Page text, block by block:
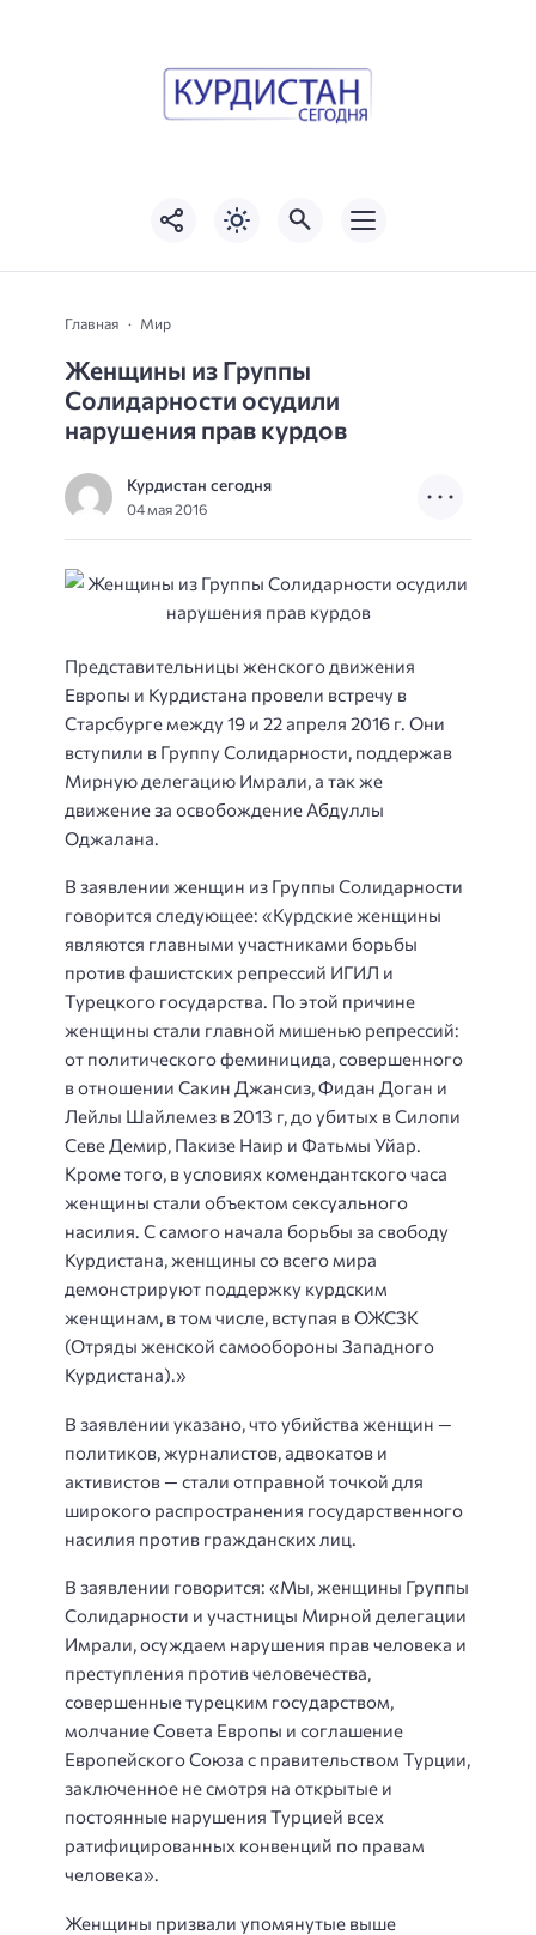
Главная Мир
Женщины из Группы
Солидарности осудили
нарушения прав курдов
Курдистан сегодня
04 мая 2016
Представительницы женского движения
Европы и Курдистана провели встречу в
Старсбурге между 19 и 22 апреля 2016 г. Они
вступили в Группу Солидарности, поддержав
Мирную делегацию Имрали, а так же
движение за освобождение Абдуллы
Оджалана.
В заявлении женщин из Группы Солидарности
говорится следующее: «Курдские женщины
являются главными участниками борьбы
против фашистских репрессий ИГИЛ и
Турецкого государства. По этой причине
женщины стали главной мишенью репрессий:
от политического феминицида, совершенного
в отношении Сакин Джансиз, Фидан Доган и
Лейлы Шайлемез в 2013 г, до убитых в Силопи
Севе Демир, Пакизе Наир и Фатьмы Уйар.
Кроме того, в условиях комендантского часа
женщины стали объектом сексуального
насилия. С самого начала борьбы за свободу
Курдистана, женщины со всего мира
демонстрируют поддержку курдским
женщинам, в том числе, вступая в ОЖСЗК
(Отряды женской самообороны Западного
Курдистана).»
В заявлении указано, что убийства женщин —
политиков, журналистов, адвокатов и
активистов — стали отправной точкой для
широкого распространения государственного
насилия против гражданских лиц.
В заявлении говорится: «Мы, женщины Группы
Солидарности и участницы Мирной делегации
Имрали, осуждаем нарушения прав человека и
преступления против человечества,
совершенные турецким государством,
молчание Совета Европы и соглашение
Европейского Союза с правительством Турции,
заключенное не смотря на открытые и
постоянные нарушения Турцией всех
ратифицированных конвенций по правам
человека».
Женщины призвали упомянутые выше